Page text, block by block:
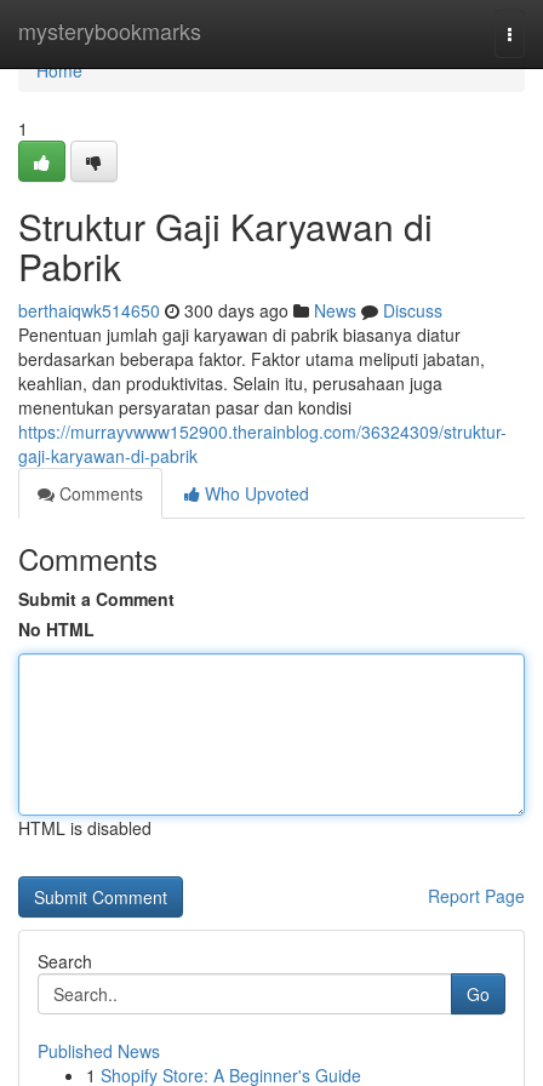
mysterybookmarks
Home
Home
1
Struktur Gaji Karyawan di
Pabrik
berthaiqwk514650 300 days ago News
Discuss
Penentuan jumlah gaji karyawan di pabrik biasanya diatur
berdasarkan beberapa faktor. Faktor utama meliputi jabatan,
keahlian, dan produktivitas. Selain itu, perusahaan juga
menentukan persyaratan pasar dan kondisi
https://murrayvwww152900.therainblog.com/36324309/struktur-
gaji-karyawan-di-pabrik
Comments
Who Upvoted
Comments
Submit a Comment
No HTML
HTML is disabled
Report Page
Search
Go
Published News
1 Shopify Store: A Beginner's Guide